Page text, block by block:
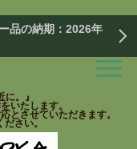
品の納期：2026年
に。』
いたします。
とさせていただきます。
さい。